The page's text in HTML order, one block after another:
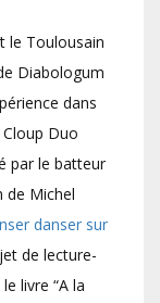
le Toulousain
Diabologum
dans
Duo
par le batteur
de Michel
danser sur
de lecture-
livre “A la